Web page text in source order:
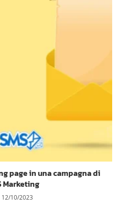
page in una campagna di
Marketing
12/10/2023